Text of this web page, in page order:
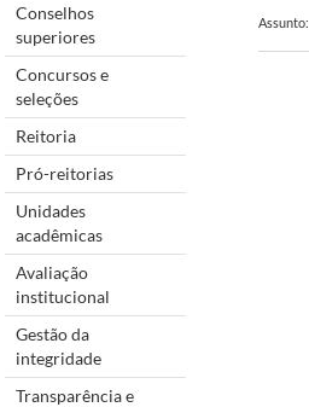
Conselhos
superiores
Concursos e
seleções
Reitoria
Pró-reitorias
Unidades
acadêmicas
Avaliação
institucional
Gestão da
integridade
Transparência e
Assunto: